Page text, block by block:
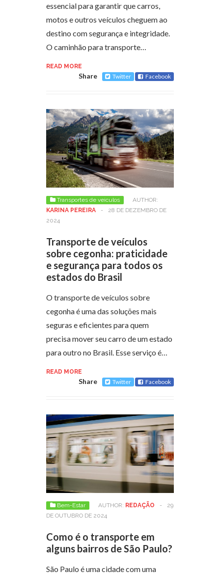
essencial para garantir que carros,
motos e outros veículos cheguem ao
destino com segurança e integridade.
O caminhão para transporte…
READ MORE
Share Twitter Facebook
Transportes de veiculos
AUTHOR:
KARINA PEREIRA
-
28 DE DEZEMBRO DE
2024
Transporte de veículos
sobre cegonha: praticidade
e segurança para todos os
estados do Brasil
O transporte de veículos sobre
cegonha é uma das soluções mais
seguras e eficientes para quem
precisa mover seu carro de um estado
para outro no Brasil. Esse serviço é…
READ MORE
Share Twitter Facebook
Bem-Estar AUTHOR: REDAÇÃO -
29
DE OUTUBRO DE 2024
Como é o transporte em
alguns bairros de São Paulo?
São Paulo é uma cidade com uma